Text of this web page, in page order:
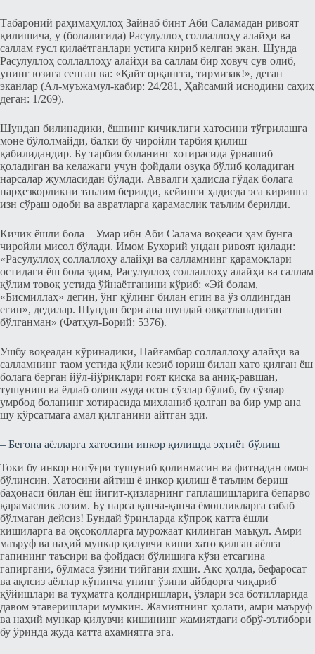
Табароний раҳимаҳуллоҳ Зайнаб бинт Аби Саламадан ривоят
қилишича, у (болалигида) Расулуллоҳ соллаллоҳу алайҳи ва
саллам ғусл қилаётганлари устига кириб келган экан. Шунда
Расулуллоҳ соллаллоҳу алайҳи ва саллам бир ҳовуч сув олиб,
унинг юзига сепган ва: «Қайт орқангга, тирмизак!», деган
эканлар (Ал-муъжамул-кабир: 24/281, Ҳайсамий иснодини саҳиҳ
деган: 1/269).
Шундан билинадики, ёшнинг кичиклиги хатосини тўғрилашга
моне бўлолмайди, балки бу чиройли тарбия қилиш
қабилидандир. Бу тарбия боланинг хотирасида ўрнашиб
қоладиган ва келажаги учун фойдали озуқа бўлиб қоладиган
нарсалар жумласидан бўлади. Аввалги ҳадисда гўдак болага
парҳезкорликни таълим берилди, кейинги ҳадисда эса киришга
изн сўраш одоби ва авратларга қарамаслик таълим берилди.
Кичик ёшли бола – Умар ибн Аби Салама воқеаси ҳам бунга
чиройли мисол бўлади. Имом Бухорий ундан ривоят қилади:
«Расулуллоҳ соллаллоҳу алайҳи ва салламнинг қарамоқлари
остидаги ёш бола эдим, Расулуллоҳ соллаллоҳу алайҳи ва саллам
қўлим товоқ устида ўйнаётганини кўриб: «Эй болам,
«Бисмиллаҳ» дегин, ўнг қўлинг билан егин ва ўз олдингдан
егин», дедилар. Шундан бери ана шундай овқатланадиган
бўлганман» (Фатҳул-Борий: 5376).
Ушбу воқеадан кўринадики, Пайғамбар соллаллоҳу алайҳи ва
салламнинг таом устида қўли кезиб юриш билан хато қилган ёш
болага берган йўл-йўриқлари ғоят қисқа ва аниқ-равшан,
тушуниш ва ёдлаб олиш жуда осон сўзлар бўлиб, бу сўзлар
умрбод боланинг хотирасида михланиб қолган ва бир умр ана
шу кўрсатмага амал қилганини айтган эди.
– Бегона аёлларга хатосини инкор қилишда эҳтиёт бўлиш
Токи бу инкор нотўғри тушуниб қолинмасин ва фитнадан омон
бўлинсин. Хатосини айтиш ё инкор қилиш ё таълим бериш
баҳонаси билан ёш йигит-қизларнинг гаплашишларига бепарво
қарамаслик лозим. Бу нарса қанча-қанча ёмонликларга сабаб
бўлмаган дейсиз! Бундай ўринларда кўпроқ катта ёшли
кишиларга ва оқсоқолларга мурожаат қилинган маъқул. Амри
маъруф ва наҳий мункар қилувчи киши хато қилган аёлга
гапининг таъсири ва фойдаси бўлишига кўзи етсагина
гапиргани, бўлмаса ўзини тийгани яхши. Акс ҳолда, бефаросат
ва ақлсиз аёллар кўпинча унинг ўзини айбдорга чиқариб
қўйишлари ва туҳматга қолдиришлари, ўзлари эса ботилларида
давом этаверишлари мумкин. Жамиятнинг ҳолати, амри маъруф
ва наҳий мункар қилувчи кишининг жамиятдаги обрў-эътибори
бу ўринда жуда катта аҳамиятга эга.